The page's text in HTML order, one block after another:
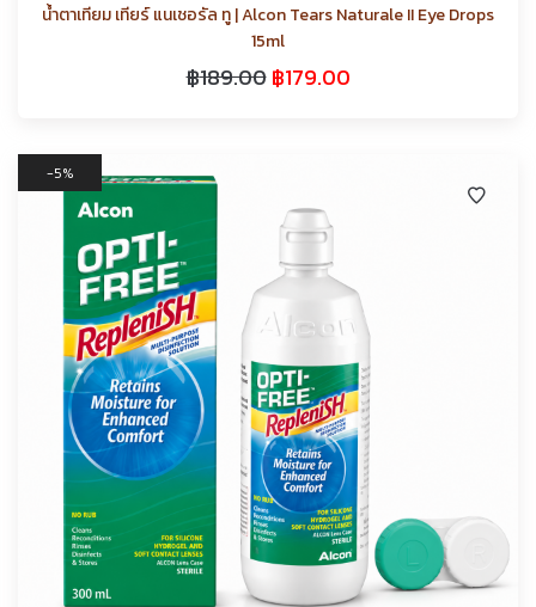
น้ำตาเทียม เทียร์ แนเชอรัล ทู | Alcon Tears Naturale II Eye Drops
15ml
฿189.00 ฿179.00
5%